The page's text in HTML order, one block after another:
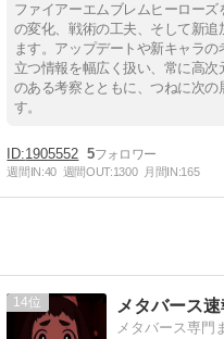
ファイアーエムブレムヒーロー
の変化、戦術の工夫、そして新
ます。アップデートや新キャラ
立つ情報を幅広く扱い、常に高
のある考察とともに、つねに次
す。
1905552 5
週間IN:40 週間OUT:1300 月間IN:165
14 メタバース
メタバース専門